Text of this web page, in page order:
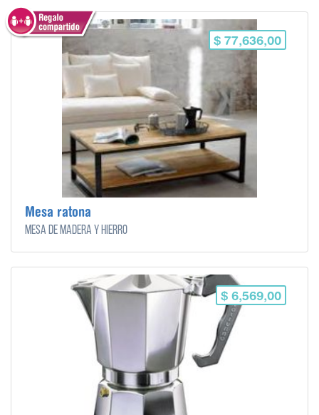
$ 77,636,00
Mesa ratona
Mesa de madera y hierro
$ 6,569,00